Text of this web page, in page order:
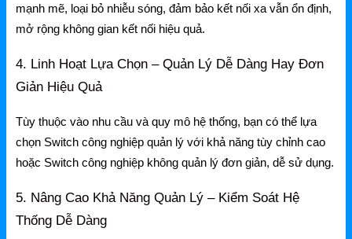
EnGenius Router
EnGenius WiFi
Phụ kiện EnGenius
EnGenius Controller
mạnh mẽ, loại bỏ nhiễu sóng, đảm bảo kết nối xa vẫn ổn định,
mở rộng không gian kết nối hiệu quả.
4. Linh Hoạt Lựa Chọn – Quản Lý Dễ Dàng Hay Đơn
Giản Hiệu Quả
Tùy thuộc vào nhu cầu và quy mô hệ thống, bạn có thể lựa
chọn Switch công nghiệp quản lý với khả năng tùy chỉnh cao
hoặc Switch công nghiệp không quản lý đơn giản, dễ sử dụng.
5. Nâng Cao Khả Năng Quản Lý – Kiểm Soát Hệ
Thống Dễ Dàng